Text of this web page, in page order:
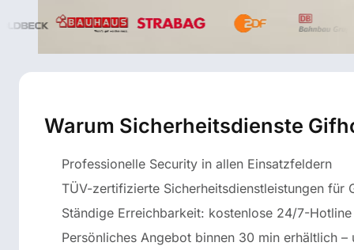
Warum Sicherheitsdienste
Professionelle Security in allen Einsatzfeldern
TÜV-zertifizierte Sicherheitsdienstleistungen für
Ständige Erreichbarkeit: kostenlose 24/7-Hotline
Persönliches Angebot binnen 30 min erhältlich